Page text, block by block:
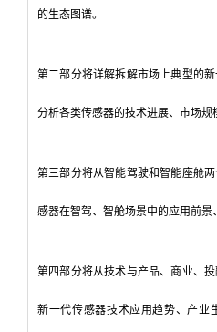
的生态图谱。
第二部分将详解拆解市场上典型的
分析各类传感器的技术进展、市场规
第三部分将从智能驾驶和智能座舱
感器在智驾、智舱场景中的应用前景
第四部分将从技术与产品、商业、
新一代传感器技术应用趋势、产业